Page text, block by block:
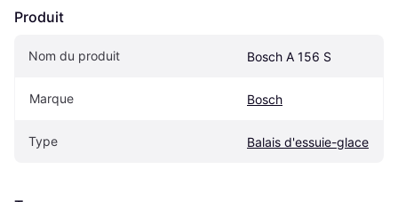
Produit
Nom du produit Bosch A 156 S
Marque Bosch
Type Balais d'essuie-glace